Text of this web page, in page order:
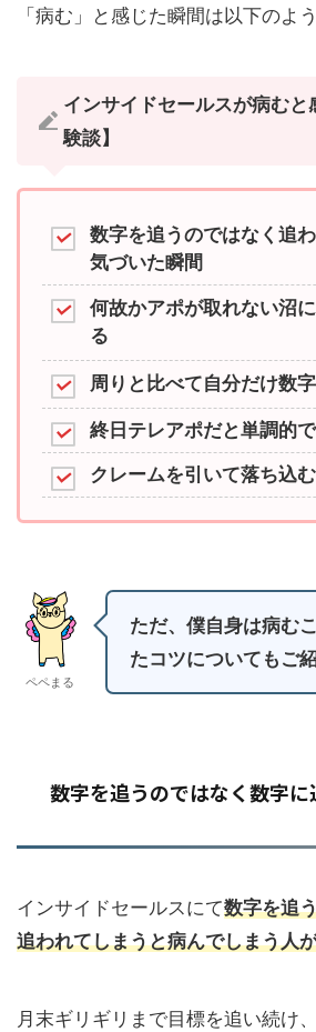
「病む」と感じた瞬間は以下のよ
インサイドセールスが病むと
験談】
数字を追うのではなく追
気づいた瞬間
何故かアポが取れない沼
る
周りと比べて自分だけ数
終日テレアポだと単調的
クレームを引いて落ち込む
ペペまる
ただ、僕自身は病む
たコツについてもご
数字を追うのではなく数字
インサイドセールスにて数字を追
追われてしまうと病んでしまう人
月末ギリギリまで目標を追い続け